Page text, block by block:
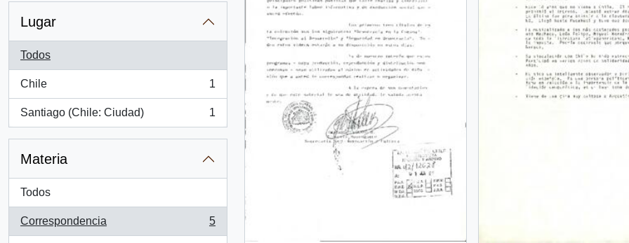
Lugar
Todos
Chile
, 1 resultados
1
Santiago (Chile: Ciudad)
, 1 resultados
1
Materia
Todos
Correspondencia
, 5 resultados
5